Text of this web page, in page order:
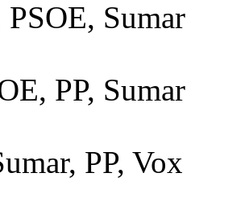
PSOE, Sumar
PP, Sumar
PP, Vox